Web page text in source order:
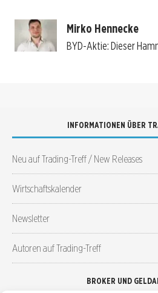
Mirko Hennecke
BYD-Aktie: Dieser
INFORMATIONEN ÜBER
Neu auf Trading-Treff / New Releases
Wirtschaftskalender
Newsletter
Autoren auf Trading-Treff
BROKER UND